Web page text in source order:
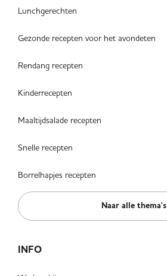
Lunchgerechten
Gezonde recepten voor het avondeten
Rendang recepten
Kinderrecepten
Maaltijdsalade recepten
Snelle recepten
Borrelhapjes recepten
Naar alle thema's
INFO